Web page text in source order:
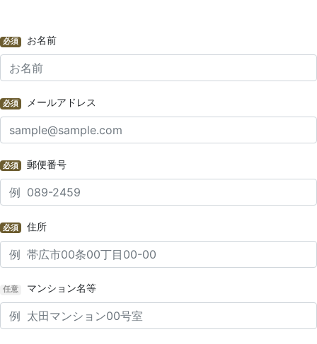
必須 お名前
必須 メールアドレス
必須 郵便番号
必須 住所
任意 マンション名等